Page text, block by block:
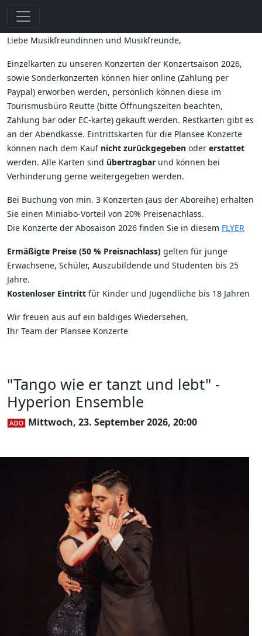
Liebe Musikfreundinnen und Musikfreunde,
Einzelkarten zu unseren Konzerten der Konzertsaison 2026,
sowie Sonderkonzerten können hier online (Zahlung per
Paypal) erworben werden, persönlich können diese im
Tourismusbüro Reutte (bitte Öffnungszeiten beachten,
Zahlung bar oder EC-karte) gekauft werden. Restkarten gibt es
an der Abendkasse. Eintrittskarten für die Plansee Konzerte
können nach dem Kauf nicht zurückgegeben oder erstattet
werden. Alle Karten sind übertragbar und können bei
Verhinderung gerne weitergegeben werden.
Bei Buchung von min. 3 Konzerten (aus der Aboreihe) erhalten
Sie einen Miniabo-Vorteil von 20% Preisenachlass.
Die Konzerte der Abosaison 2026 finden Sie in diesem FLYER
Ermäßigte Preise (50 % Preisnachlass) gelten für junge
Erwachsene, Schüler, Auszubildende und Studenten bis 25
Jahre.
Kostenloser Eintritt für Kinder und Jugendliche bis 18 Jahren
Wir freuen aus auf ein baldiges Wiedersehen,
Ihr Team der Plansee Konzerte
"Tango wie er tanzt und lebt" -
Hyperion Ensemble
Mittwoch, 23. September 2026, 20:00